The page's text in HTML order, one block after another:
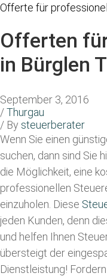
Offerte für
Offerten
in Bürglen
September 3, 2016
/Thurgau
/ By steuerberater
Wenn Sie einen
suchen, dann sind Sie
die Möglichkeit, eine
professionellen
einzuholen. Diese
jeden Kunden, denn
und helfen Ihnen
übersteigt der
Dienstleistung!